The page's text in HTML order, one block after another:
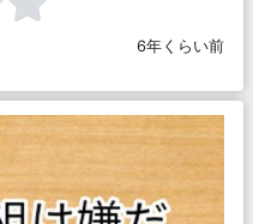
6年くらい前